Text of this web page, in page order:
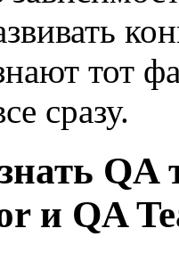
тот
сразу.
и QA